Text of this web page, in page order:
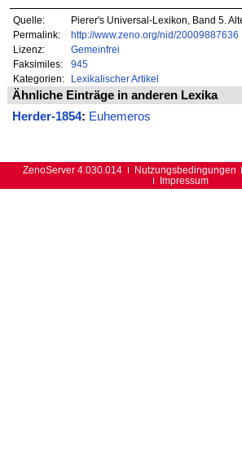
Quelle:
Pierer's Universal-Lexikon, Band 5.
Permalink:
http://www.zeno.org/nid/20009887636
Lizenz:
Gemeinfrei
Faksimiles:
945
Kategorien:
Lexikalischer Artikel
Ähnliche Einträge in anderen Lexika
Herder-1854: Euhemeros
ZenoServer 4.030.014 Nutzungsbedingungen
Impressum